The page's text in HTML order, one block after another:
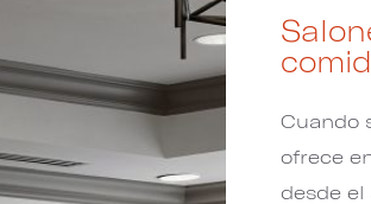
Cuando
ofrece
desde